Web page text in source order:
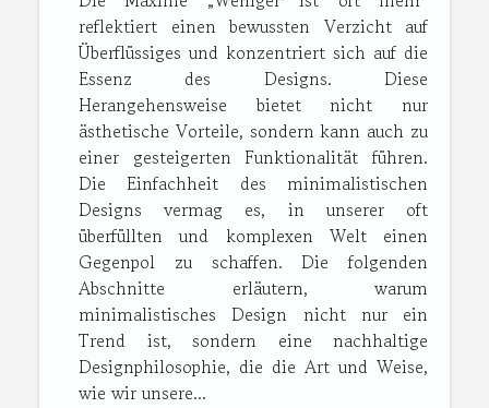
reflektiert einen bewussten Verzicht auf
Überflüssiges und konzentriert sich auf die
Essenz des Designs. Diese
Herangehensweise bietet nicht nur
ästhetische Vorteile, sondern kann auch zu
einer gesteigerten Funktionalität führen.
Die Einfachheit des minimalistischen
Designs vermag es, in unserer oft
überfüllten und komplexen Welt einen
Gegenpol zu schaffen. Die folgenden
Abschnitte erläutern, warum
minimalistisches Design nicht nur ein
Trend ist, sondern eine nachhaltige
Designphilosophie, die die Art und Weise,
wie wir unsere...